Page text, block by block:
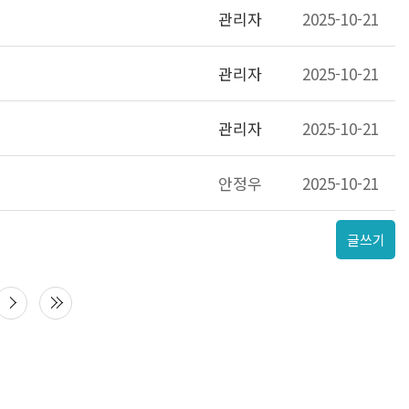
관리자 2025-10-21
관리자 2025-10-21
관리자 2025-10-21
안정우 2025-10-21
글쓰기